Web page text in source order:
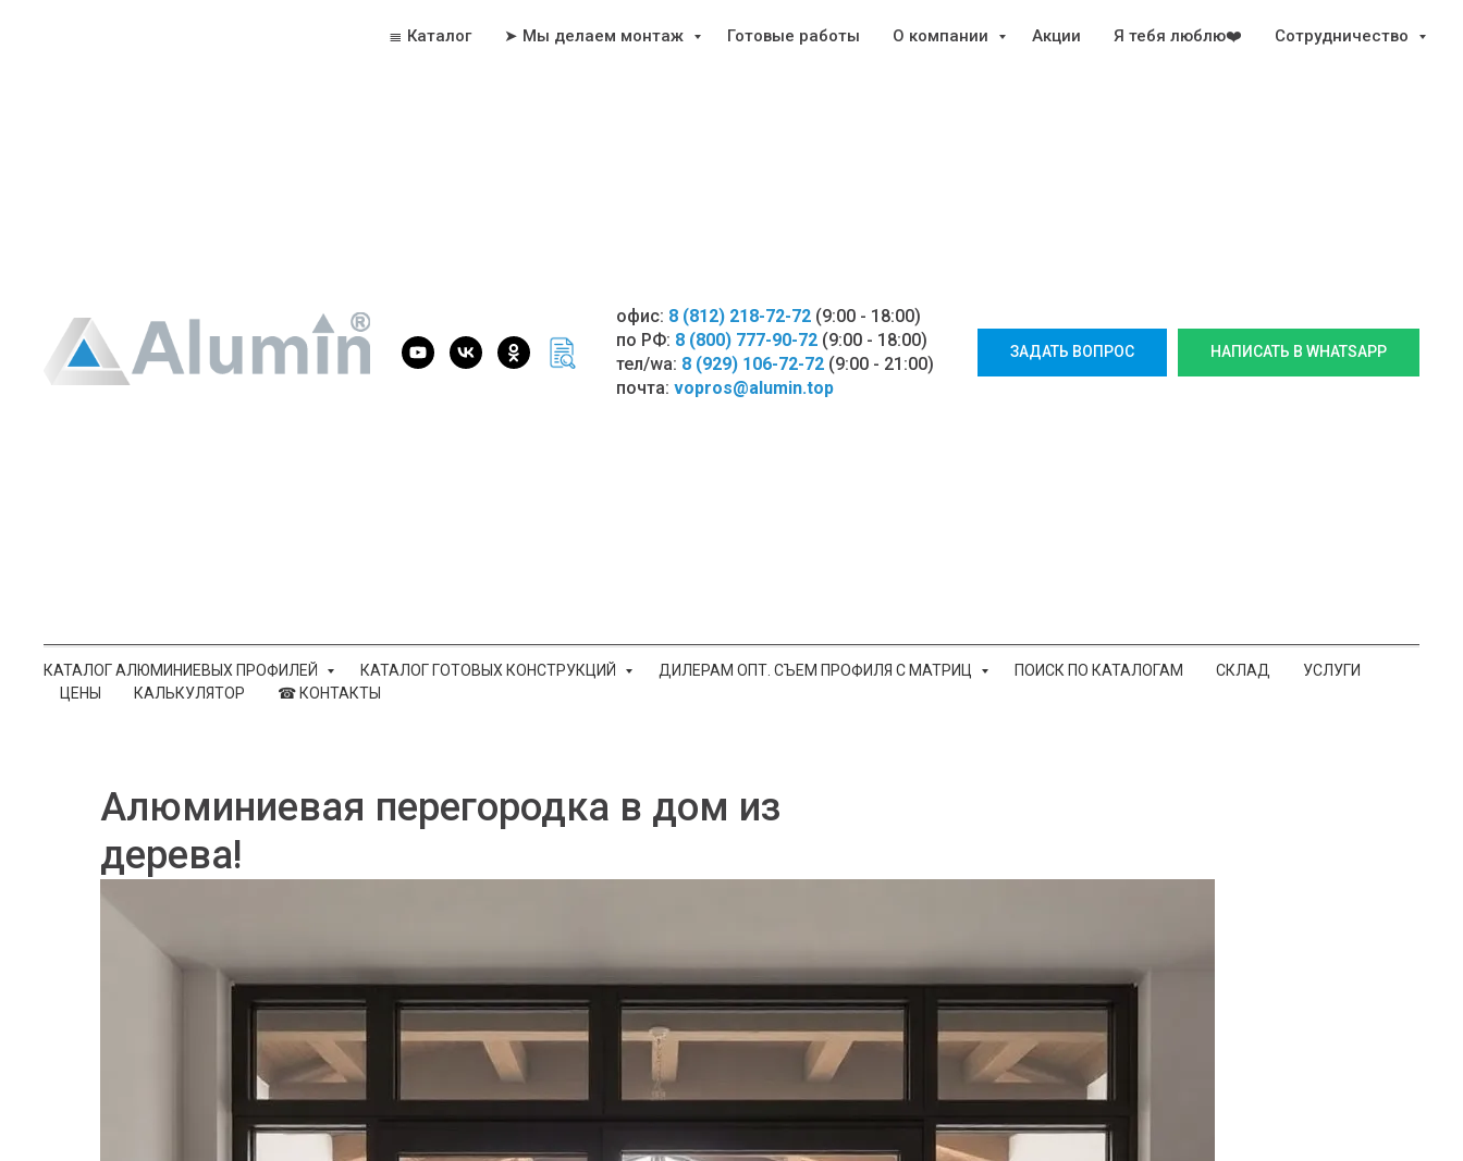
≣ Каталог ➤ Мы делаем монтаж Готовые работы О компании Акции Я тебя люблю❤️ Сотрудничество
офис: 8 (812) 218-72-72 (9:00 - 18:00)
по РФ: 8 (800) 777-90-72 (9:00 - 18:00)
тел/wa: 8 (929) 106-72-72 (9:00 - 21:00)
почта: vopros@alumin.top
ЗАДАТЬ ВОПРОС НАПИСАТЬ В WHATSAPP
КАТАЛОГ АЛЮМИНИЕВЫХ ПРОФИЛЕЙ КАТАЛОГ ГОТОВЫХ КОНСТРУКЦИЙ ДИЛЕРАМ ОПТ. СЪЕМ ПРОФИЛЯ С МАТРИЦ ПОИСК ПО КАТАЛОГАМ СКЛАД
УСЛУГИ
ЦЕНЫ
КАЛЬКУЛЯТОР ☎ КОНТАКТЫ
Алюминиевая перегородка в дом из
дерева!